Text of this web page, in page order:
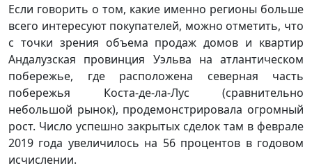
Если говорить о том, какие именно регионы больше
всего интересуют покупателей, можно отметить, что
с точки зрения объема продаж домов и квартир
Андалузская провинция Уэльва на атлантическом
побережье, где расположена северная часть
побережья Коста-де-ла-Лус (сравнительно
небольшой рынок), продемонстрировала огромный
рост. Число успешно закрытых сделок там в феврале
2019 года увеличилось на 56 процентов в годовом
исчислении.